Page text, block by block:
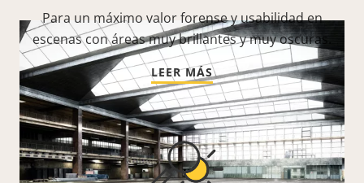
Para un máximo valor forense y usabilidad en
escenas con áreas muy brillantes y muy oscuras.
LEER MÁS